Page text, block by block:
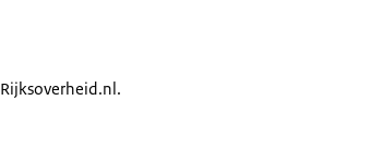
Rijksoverheid.nl.